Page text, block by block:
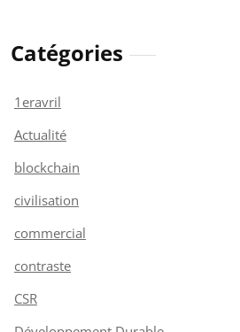
Catégories
1eravril
Actualité
blockchain
civilisation
commercial
contraste
CSR